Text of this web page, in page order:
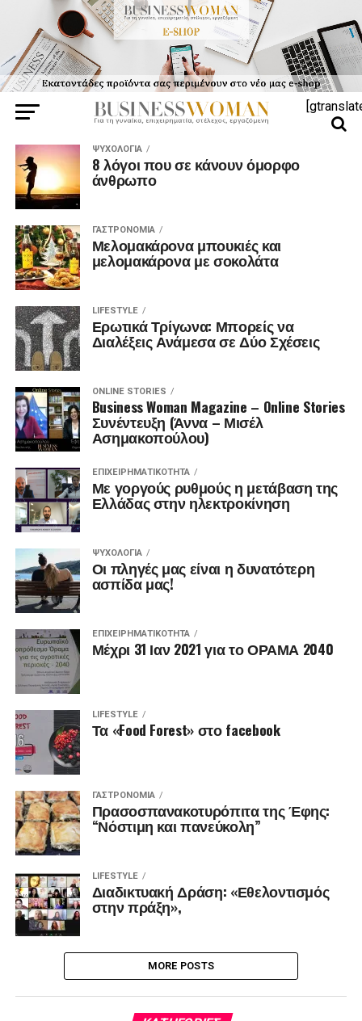
ΨΥΧΟΛΟΓΊΑ
8 λόγοι που σε κάνουν όμορφο
άνθρωπο
ΓΑΣΤΡΟΝΟΜΊΑ
Μελομακάρονα μπουκιές και
μελομακάρονα με σοκολάτα
LIFESTYLE
Ερωτικά Τρίγωνα: Μπορείς να
Διαλέξεις Ανάμεσα σε Δύο Σχέσεις
ONLINE STORIES
Business Woman Magazine – Online Stories
Συνέντευξη (Άννα – Μισέλ
Ασημακοπούλου)
ΕΠΙΧΕΙΡΗΜΑΤΙΚΌΤΗΤΑ
Με γοργούς ρυθμούς η μετάβαση της
Ελλάδας στην ηλεκτροκίνηση
ΨΥΧΟΛΟΓΊΑ
Οι πληγές μας είναι η δυνατότερη
ασπίδα μας!
ΕΠΙΧΕΙΡΗΜΑΤΙΚΌΤΗΤΑ
Μέχρι 31 Ιαν 2021 για το ΟΡΑΜΑ 2040
LIFESTYLE
Τα «Food Forest» στο facebook
ΓΑΣΤΡΟΝΟΜΊΑ
Πρασοσπανακοτυρόπιτα της Έφης:
“Νόστιμη και πανεύκολη”
LIFESTYLE
Διαδικτυακή Δράση: «Εθελοντισμός
στην πράξη»,
MORE POSTS